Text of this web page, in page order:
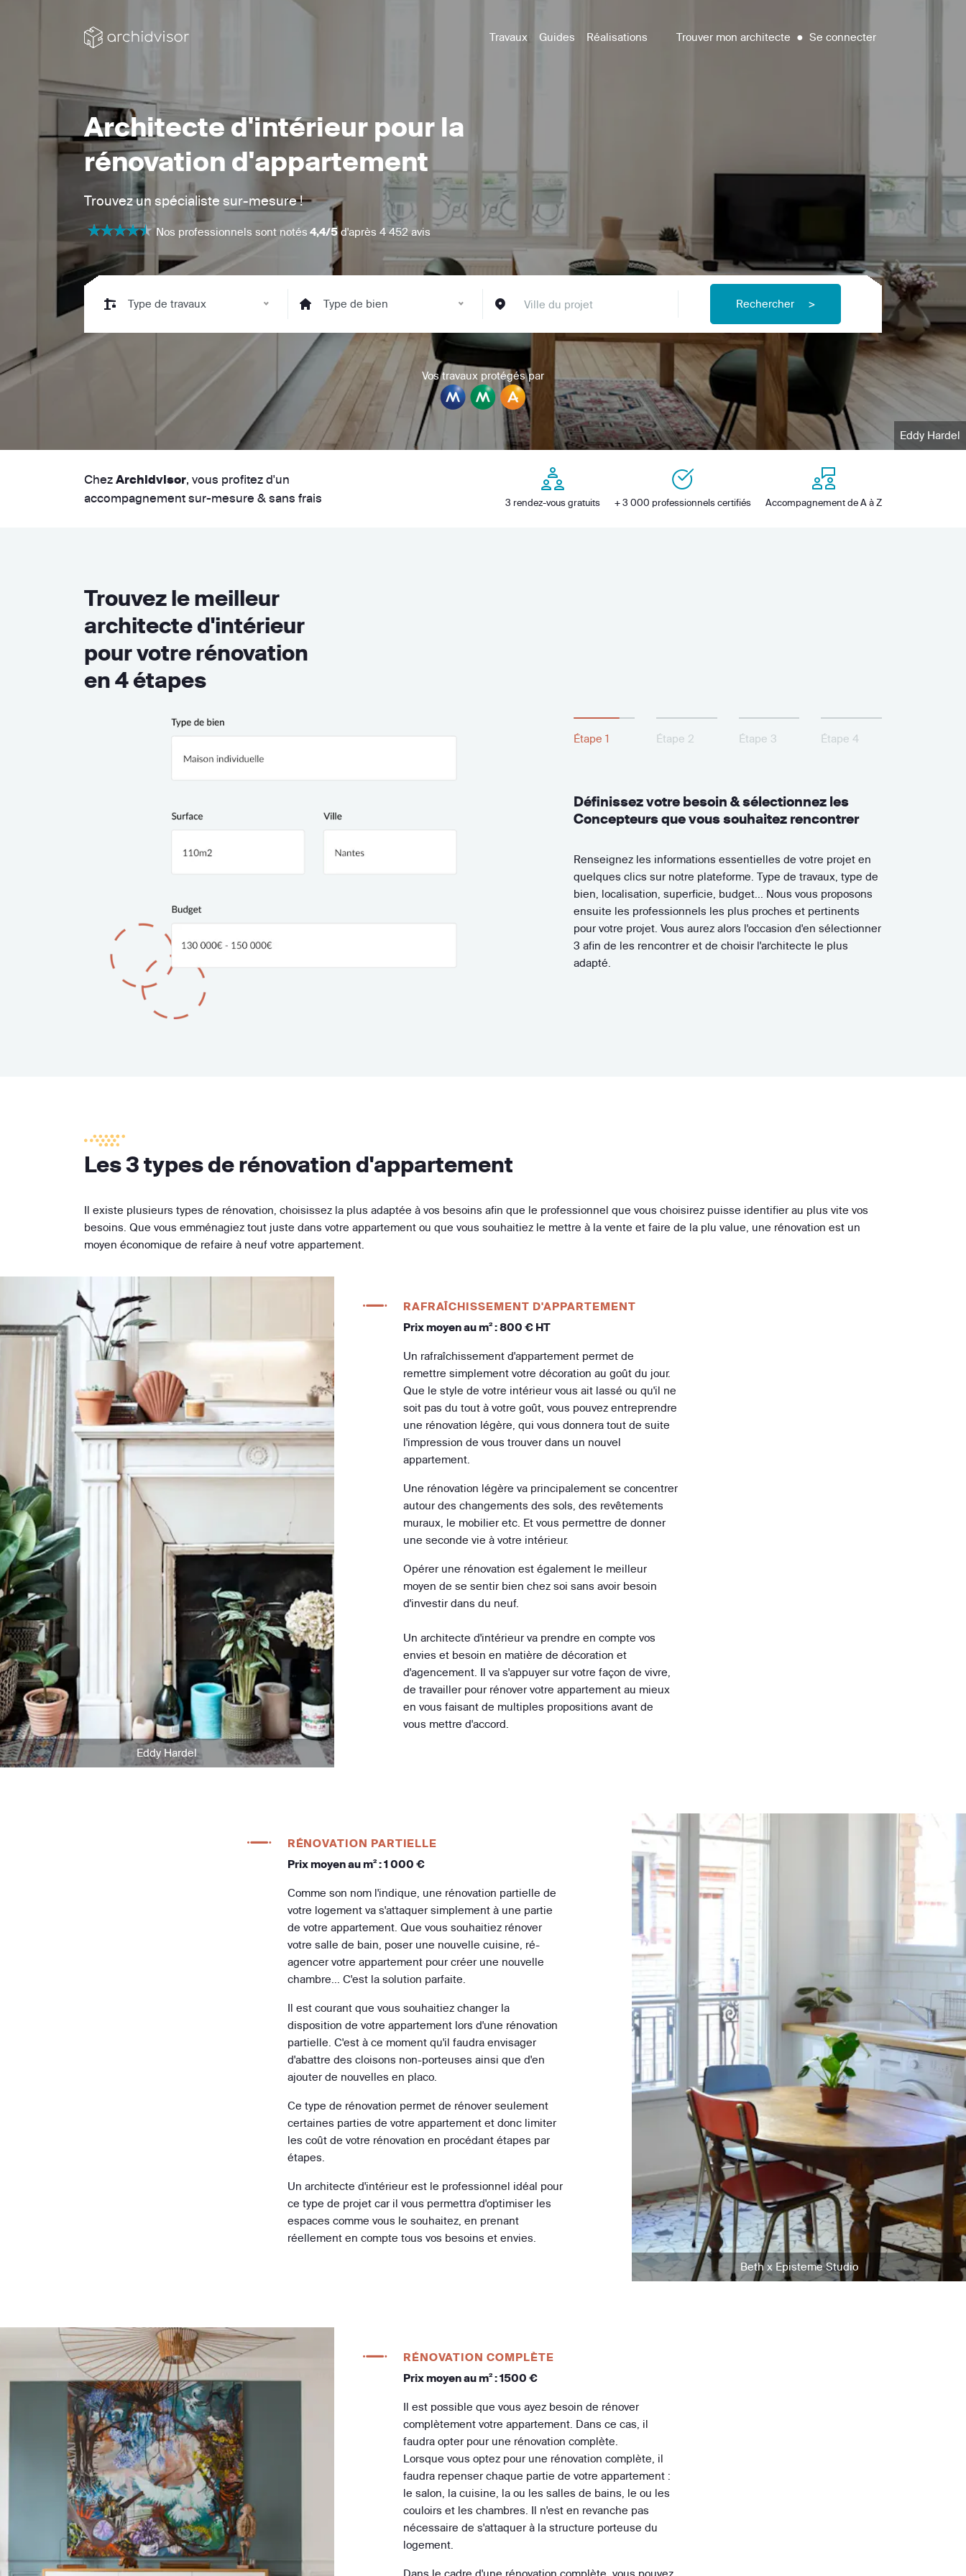
Travaux Guides Réalisations Trouver mon architecte ● Se connecter
Architecte d'intérieur pour la
rénovation d'appartement
Trouvez un spécialiste sur-mesure !
Nos professionnels sont notés 4,4/5d'après 4 452 avis
Type de travaux Type de bien Rechercher >
Vos travaux protégés par
Eddy Hardel
Chez Archidvisor, vous profitez d'un
accompagnement sur-mesure & sans frais
3 rendez-vous gratuits + 3 000 professionnels certifiés Accompagnement de A à Z
Trouvez le meilleur
architecte d'intérieur
pour votre rénovation
en 4 étapes
Étape 1 Étape 2 Étape 3 Étape 4
Définissez votre besoin & sélectionnez les
Concepteurs que vous souhaitez rencontrer
Renseignez les informations essentielles de votre projet en
quelques clics sur notre plateforme. Type de travaux, type de
bien, localisation, superficie, budget... Nous vous proposons
ensuite les professionnels les plus proches et pertinents
pour votre projet. Vous aurez alors l'occasion d'en sélectionner
3 afin de les rencontrer et de choisir l'architecte le plus
adapté.
Les 3 types de rénovation d'appartement
Il existe plusieurs types de rénovation, choisissez la plus adaptée à vos besoins afin que le professionnel que vous choisirez puisse identifier au plus vite vos
besoins. Que vous emménagiez tout juste dans votre appartement ou que vous souhaitiez le mettre à la vente et faire de la plu value, une rénovation est un
moyen économique de refaire à neuf votre appartement.
Eddy Hardel
RAFRAÎCHISSEMENT D'APPARTEMENT
Prix moyen au m² : 800 € HT
Un rafraîchissement d'appartement permet de
remettre simplement votre décoration au goût du jour.
Que le style de votre intérieur vous ait lassé ou qu'il ne
soit pas du tout à votre goût, vous pouvez entreprendre
une rénovation légère, qui vous donnera tout de suite
l'impression de vous trouver dans un nouvel
appartement.
Une rénovation légère va principalement se concentrer
autour des changements des sols, des revêtements
muraux, le mobilier etc. Et vous permettre de donner
une seconde vie à votre intérieur.
Opérer une rénovation est également le meilleur
moyen de se sentir bien chez soi sans avoir besoin
d'investir dans du neuf.
Un architecte d'intérieur va prendre en compte vos
envies et besoin en matière de décoration et
d'agencement. Il va s'appuyer sur votre façon de vivre,
de travailler pour rénover votre appartement au mieux
en vous faisant de multiples propositions avant de
vous mettre d'accord.
RÉNOVATION PARTIELLE
Prix moyen au m² : 1 000 €
Comme son nom l'indique, une rénovation partielle de
votre logement va s'attaquer simplement à une partie
de votre appartement. Que vous souhaitiez rénover
votre salle de bain, poser une nouvelle cuisine, ré-
agencer votre appartement pour créer une nouvelle
chambre... C'est la solution parfaite.
Il est courant que vous souhaitiez changer la
disposition de votre appartement lors d'une rénovation
partielle. C'est à ce moment qu'il faudra envisager
d'abattre des cloisons non-porteuses ainsi que d'en
ajouter de nouvelles en placo.
Ce type de rénovation permet de rénover seulement
certaines parties de votre appartement et donc limiter
les coût de votre rénovation en procédant étapes par
étapes.
Un architecte d'intérieur est le professionnel idéal pour
ce type de projet car il vous permettra d'optimiser les
espaces comme vous le souhaitez, en prenant
réellement en compte tous vos besoins et envies.
Beth x Episteme Studio
RÉNOVATION COMPLÈTE
Prix moyen au m² : 1500 €
Il est possible que vous ayez besoin de rénover
complètement votre appartement. Dans ce cas, il
faudra opter pour une rénovation complète.
Lorsque vous optez pour une rénovation complète, il
faudra repenser chaque partie de votre appartement :
le salon, la cuisine, la ou les salles de bains, le ou les
couloirs et les chambres. Il n'est en revanche pas
nécessaire de s'attaquer à la structure porteuse du
logement.